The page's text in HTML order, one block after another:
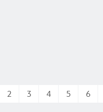
2 3 4 5 6